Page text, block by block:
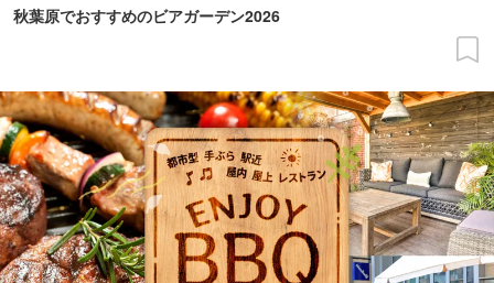
秋葉原でおすすめのビアガーデン2026